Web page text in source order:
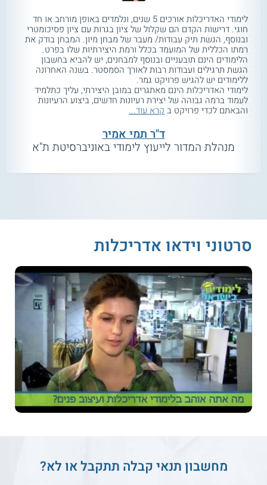
לימודי האדריכלות אורכים 5 שנים, ונלמדים באופן מורחב או חד
חוגי. דרישות הקדם הם שקלול של ציון בגרות עם ציון פסיכומטרי
ובנוסף, הגשת תיק עבודות/ מעבר של מבחן מיון. המבחן בודק את
רמתו הכללית של המועמד בכלל ורמת היצירתיות שלו בפרט.
הלימודים הינם תובעניים ובנוסף למבחנים, יש להביא בחשבון
הגשת תרגילים ועבודות רבות לאורך הסמסטר. בשנה האחרונה
ללימודים יש להגיש פרויקט גמר.
לימודי האדריכלות הינם מאתגרים במובן היצירתי, עליך כתלמיד
לעמוד ברמה גבוהה של יצירת רעיונות חדשים, ביצוע הרעיונות
והבאתם לכדי פרויקט ב קרא עוד...
ד"ר תמי אמיר
מנהלת המדור לייעוץ לימודי באוניברסיטת ת"א
סרטוני וידאו אדריכלות
מחשבון תנאי קבלה תתקבל או לא?